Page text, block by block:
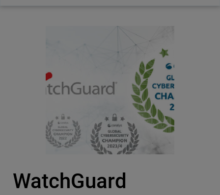
WatchGuard